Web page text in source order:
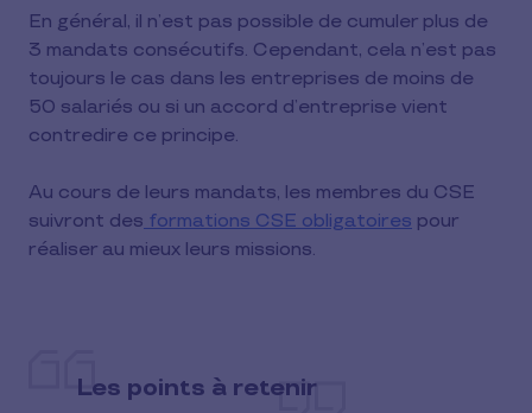
En général, il n’est pas possible de cumuler plus de
3 mandats consécutifs. Cependant, cela n’est pas
toujours le cas dans les entreprises de moins de
50 salariés ou si un accord d’entreprise vient
contredire ce principe.
Au cours de leurs mandats, les membres du CSE
suivront des formations CSE obligatoires pour
réaliser au mieux leurs missions.
Les points à retenir